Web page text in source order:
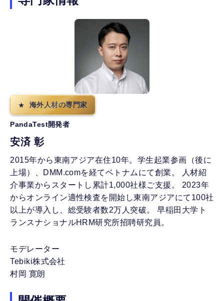
海外人材の専門家
PandaTest開発者
安済 彰
2015年から東南アジア在住10年。学生起業参画（後に
上場）、DMM.comを経てベトナムにて創業。 人材紹
介事業からスタートし累計1,000社様ご支援。 2023年
からオンライン適性検査を開始し東南アジアにて100社
以上が導入し、総受験者数2万人突破。 早稲田大学ト
ランスナショナルHRM研究所招聘研究員。
モデレーター
Tebiki株式会社
村岡 寛朗